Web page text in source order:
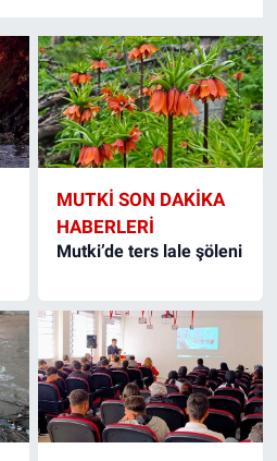
MUTKI SON DAKIKA
HABERLERI
Mutki’de ters lale şöleni